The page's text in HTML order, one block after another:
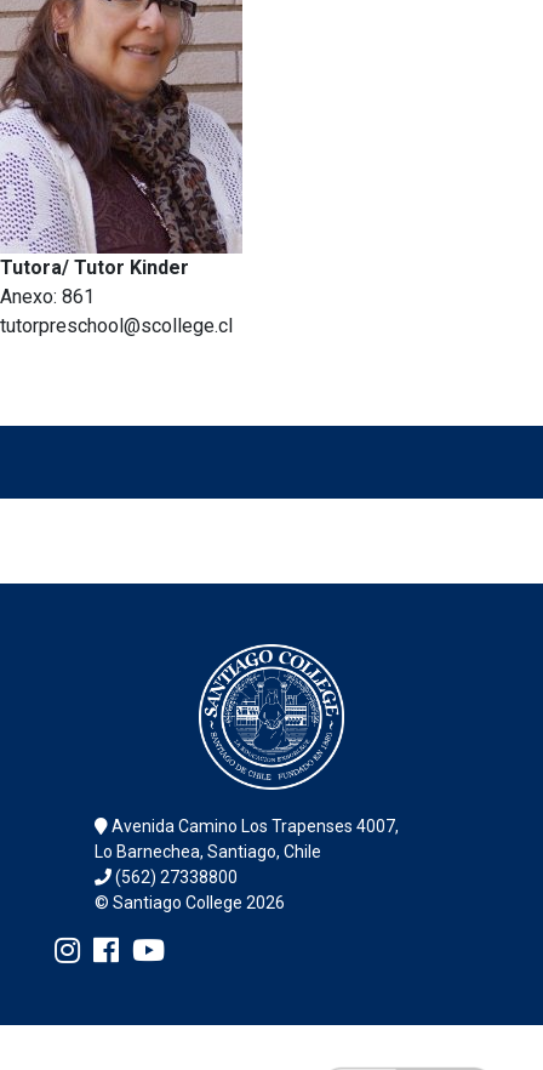
Tutora/ Tutor Kinder
Anexo: 861
tutorpreschool@scollege.cl
Avenida Camino Los Trapenses 4007,
Lo Barnechea, Santiago, Chile
(562) 27338800
© Santiago College 2026